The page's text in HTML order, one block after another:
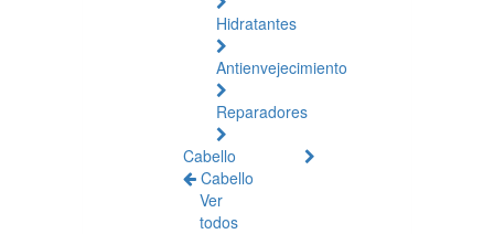
Hidratantes
Antienvejecimiento
Reparadores
Cabello
Cabello
Ver
todos